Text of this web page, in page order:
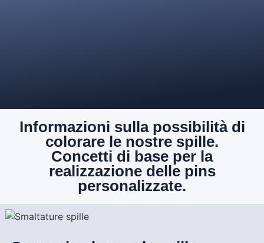
Informazioni sulla possibilità di
colorare le nostre spille.
Concetti di base per la
realizzazione delle pins
personalizzate.